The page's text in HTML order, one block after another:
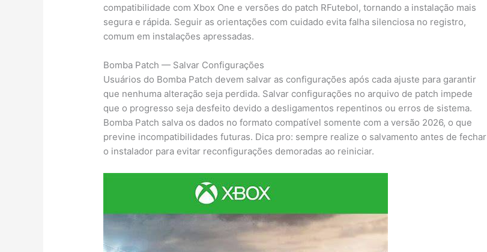
compatibilidade com Xbox One e versões do patch RFutebol, tornando a instalação mais
segura e rápida. Seguir as orientações com cuidado evita falha silenciosa no registro,
comum em instalações apressadas.
Bomba Patch — Salvar Configurações
Usuários do Bomba Patch devem salvar as configurações após cada ajuste para garantir
que nenhuma alteração seja perdida. Salvar configurações no arquivo de patch impede
que o progresso seja desfeito devido a desligamentos repentinos ou erros de sistema.
Bomba Patch salva os dados no formato compatível somente com a versão 2026, o que
previne incompatibilidades futuras. Dica pro: sempre realize o salvamento antes de fechar
o instalador para evitar reconfigurações demoradas ao reiniciar.